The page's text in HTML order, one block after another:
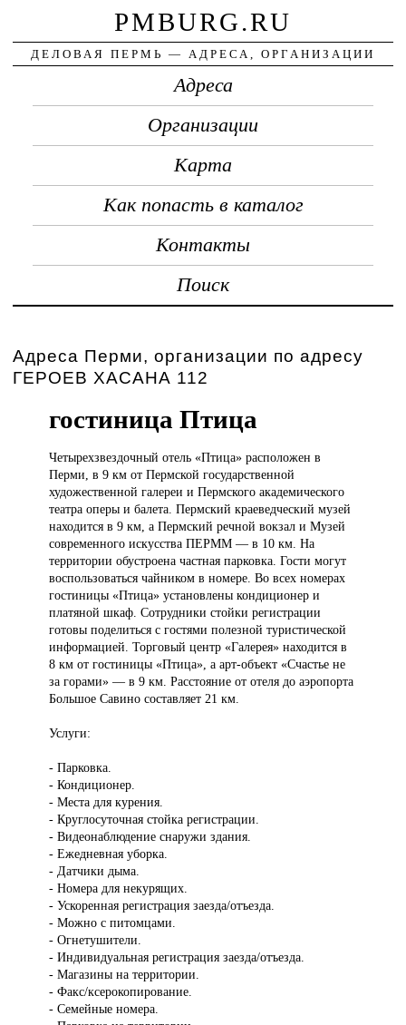
PMBURG.RU
ДЕЛОВАЯ ПЕРМЬ — АДРЕСА, ОРГАНИЗАЦИИ
Адреса
Организации
Карта
Как попасть в каталог
Контакты
Поиск
Адреса Перми, организации по адресу
ГЕРОЕВ ХАСАНА 112
гостиница Птица
Четырехзвездочный отель«Птица» расположен в
Перми, в 9 км от Пермской государственной
художественной галереи и Пермского академического
театра оперы и балета. Пермский краеведческий музей
находится в 9 км, а Пермский речной вокзал и Музей
современного искусства ПЕРММ — в 10 км. На
территории обустроена частная парковка. Гости могут
воспользоваться чайником в номере. Во всех номерах
гостиницы «Птица» установлены кондиционер и
платяной шкаф. Сотрудники стойки регистрации
готовы поделиться с гостями полезной туристической
информацией. Торговый центр «Галерея» находится в
8 км от гостиницы «Птица», а арт-объект «Счастье не
за горами» — в 9 км. Расстояние от отеля до аэропорта
Большое Савино составляет 21 км.
Услуги:
- Парковка.
- Кондиционер.
- Места для курения.
- Круглосуточная стойка регистрации.
- Видеонаблюдение снаружи здания.
- Ежедневная уборка.
- Датчики дыма.
- Номера для некурящих.
- Ускоренная регистрация заезда/отъезда.
- Можно с питомцами.
- Огнетушители.
- Индивидуальная регистрация заезда/отъезда.
- Магазины на территории.
- Факс/ксерокопирование.
- Семейные номера.